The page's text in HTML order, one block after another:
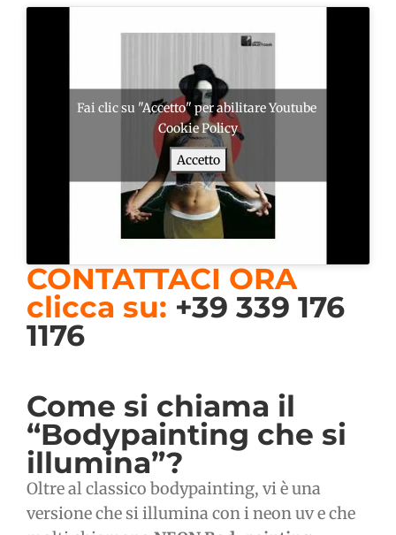
Fai clic su "Accetto" per abilitare Youtube
Cookie Policy
Accetto
CONTATTACI ORA
clicca su: +39 339 176
1176
Come si chiama il
“Bodypainting che si
illumina”?
Oltre al classico bodypainting, vi è una
versione che si illumina con i neon uv e che